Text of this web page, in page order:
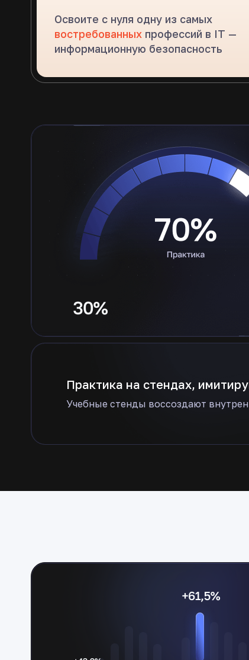
Учебные стенды воссоздают
Практика на стендах,
Освоите с нуля одну из самых
востребованных профессий в IT —
информационную безопасность